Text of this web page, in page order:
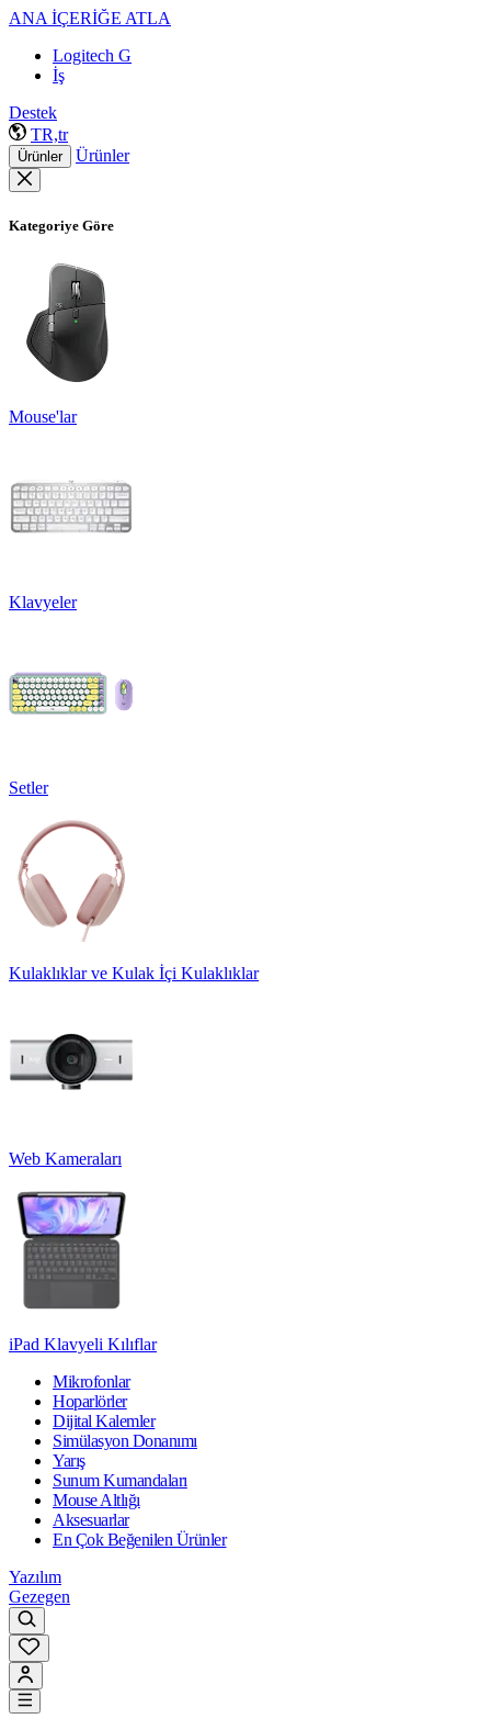
ANA İÇERİĞE ATLA
Logitech G
İş
Destek
TR,tr
Ürünler Ürünler
Kategoriye Göre
Mouse'lar
Klavyeler
Setler
Kulaklıklar ve Kulak İçi Kulaklıklar
Web Kameraları
iPad Klavyeli Kılıflar
Mikrofonlar
Hoparlörler
Dijital Kalemler
Simülasyon Donanımı
Yarış
Sunum Kumandaları
Mouse Altlığı
Aksesuarlar
En Çok Beğenilen Ürünler
Yazılım
Gezegen